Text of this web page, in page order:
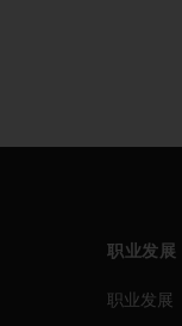
职业发展
职业发展